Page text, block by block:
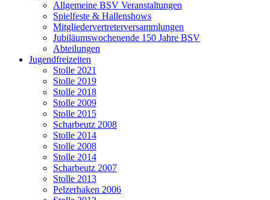
Allgemeine BSV Veranstaltungen
Spielfeste & Hallenshows
Mitgliedervertreterversammlungen
Jubiläumswochenende 150 Jahre BSV
Abteilungen
Jugendfreizeiten
Stolle 2021
Stolle 2019
Stolle 2018
Stolle 2009
Stolle 2015
Scharbeutz 2008
Stolle 2014
Stolle 2008
Stolle 2014
Scharbeutz 2007
Stolle 2013
Pelzerhaken 2006